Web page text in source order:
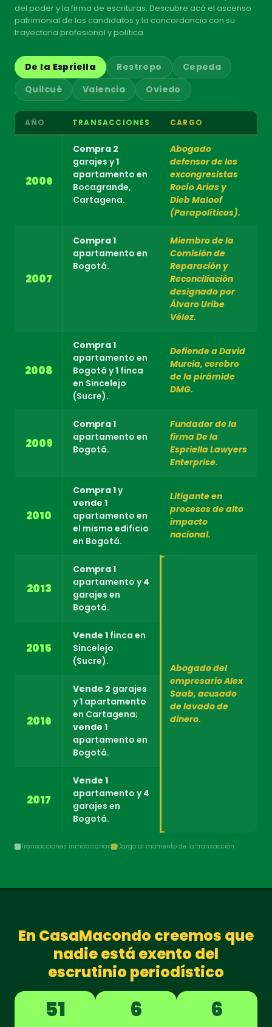
del poder y la firma de escrituras. Descubre acá el ascenso
patrimonial de los candidatos y la concordancia con su
trayectoria profesional y política.
De la Espriella Restrepo
Cepeda
Quilcué
Valencia Oviedo
AÑO TRANSACCIONES CARGO
2006
Compra 2
garajes y1
apartamento en
Bocagrande,
Cartagena.
Abogado
defensor de los
excongresistas
Rocío Arias y
Dieb Maloof
(Parapolíticos).
2007
Compra1
apartamento en
Bogotá.
Miembro de la
Comisión de
Reparación y
Reconciliación
designado por
Álvaro Uribe
Vélez.
2008
Compra1
apartamento en
Bogotá y1 finca
en Sincelejo
(Sucre).
Defiende a David
Murcia, cerebro
de la pirámide
DMG.
2009
Compra1
apartamento en
Bogotá.
Fundador de la
firma De la
Espriella Lawyers
Enterprise.
2010
Compra1y
vende 1
apartamento en
el mismo edificio
en Bogotá.
Litigante en
procesos de alto
impacto
nacional.
2013
Compra1
apartamento y4
garajes en
Bogotá.
Abogado del
empresario Alex
Saab, acusado
de lavado de
dinero.
2015
Vende 1 finca en
Sincelejo
(Sucre).
2016
Vende 2 garajes
y1 apartamento
en Cartagena;
vende 1
apartamento en
Bogotá.
2017
Vende 1
apartamento y4
garajes en
Bogotá.
Transacciones inmobiliarias Cargo al momento de la transacción
En CasaMacondo creemos que
nadie está exento del
escrutinio periodístico
51 6 6